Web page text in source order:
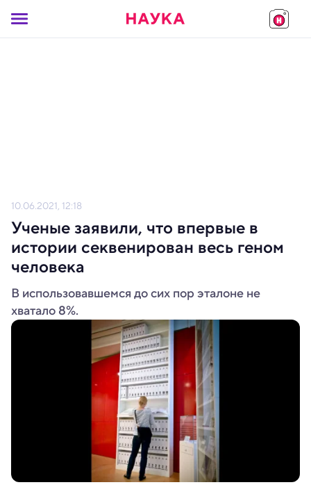
10.06.2021, 12:18
Ученые заявили, что впервые в
истории секвенирован весь геном
человека
В использовавшемся до сих пор эталоне не
хватало 8%.